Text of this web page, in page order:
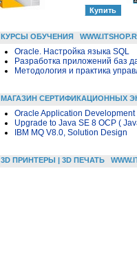
КУРСЫ ОБУЧЕНИЯ
Oracle. Настройка языка SQL
Разработка приложений баз
Методология и практика
МАГАЗИН СЕРТИФИКАЦИОННЫХ
Oracle Application
Upgrade to Java SE 8 OCP (
IBM MQ V8.0, Solution Design
3D ПРИНТЕРЫ | 3D ПЕЧАТЬ